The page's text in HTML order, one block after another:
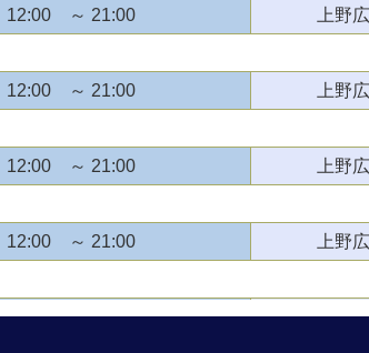
12:00 ～ 21:00 上野
12:00 ～ 21:00 上野
12:00 ～ 21:00 上野
12:00 ～ 21:00 上野
12:00 ～ 21:00 上野